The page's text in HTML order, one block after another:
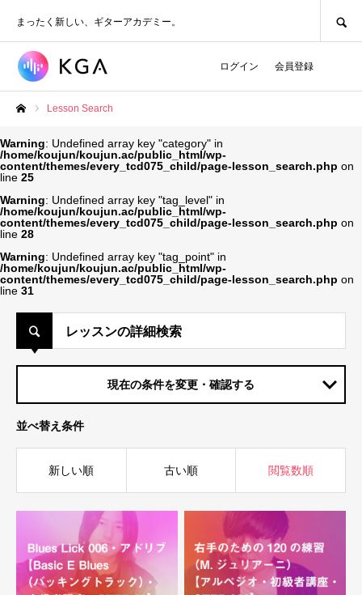
まったく新しい、ギターアカデミー。
ログイン 会員登録
Lesson Search
Warning: Undefined array key "category" in
/home/koujun/koujun.ac/public_html/wp-
content/themes/every_tcd075_child/page-lesson_search.php on
line 25
Warning: Undefined array key "tag_level" in
/home/koujun/koujun.ac/public_html/wp-
content/themes/every_tcd075_child/page-lesson_search.php on
line 28
Warning: Undefined array key "tag_point" in
/home/koujun/koujun.ac/public_html/wp-
content/themes/every_tcd075_child/page-lesson_search.php on
line 31
レッスンの詳細検索
現在の条件を変更・確認する
並べ替え条件
新しい順 古い順 閲覧数順